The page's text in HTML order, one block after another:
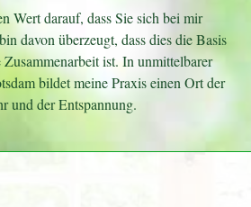
Wert darauf, dass Sie sich bei mir
davon überzeugt, dass dies die Basis
ist. In unmittelbarer
bildet meine Praxis einen Ort der
und der Entspannung.